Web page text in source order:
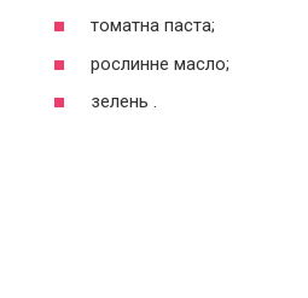
томатна паста;
рослинне масло;
зелень .